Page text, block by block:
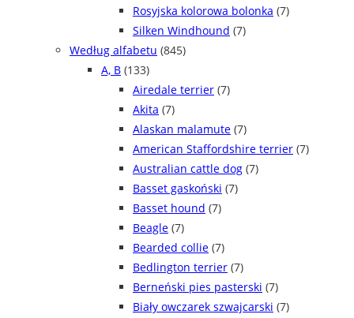
Rosyjska kolorowa bolonka (7)
Silken Windhound (7)
Według alfabetu (845)
A, B (133)
Airedale terrier (7)
Akita (7)
Alaskan malamute (7)
American Staffordshire terrier (7)
Australian cattle dog (7)
Basset gaskoński (7)
Basset hound (7)
Beagle (7)
Bearded collie (7)
Bedlington terrier (7)
Berneński pies pasterski (7)
Biały owczarek szwajcarski (7)